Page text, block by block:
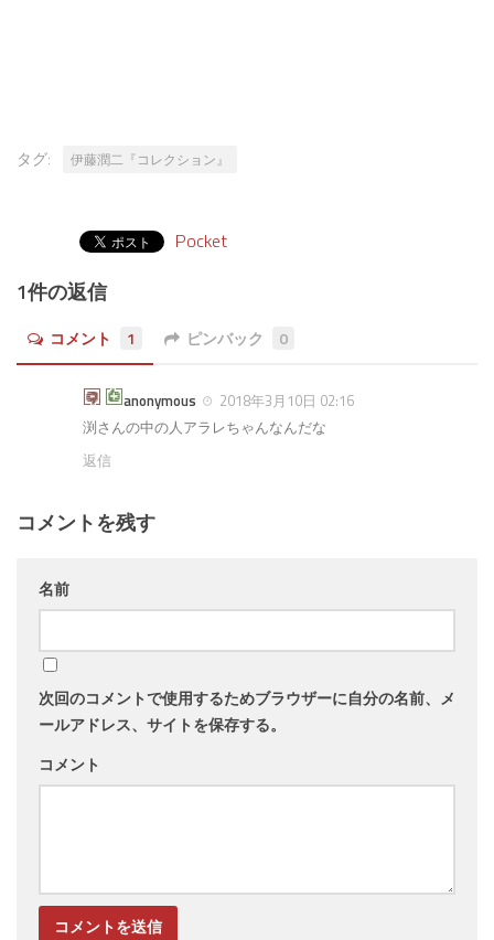
タグ: 伊藤潤二『コレクション』
Pocket
1件の返信
コメント 1 ピンバック 0
anonymous
2018年3月10日 02:16
渕さんの中の人アラレちゃんなんだな
返信
コメントを残す
名前
次回のコメントで使用するためブラウザーに自分の名前、メ
ールアドレス、サイトを保存する。
コメント